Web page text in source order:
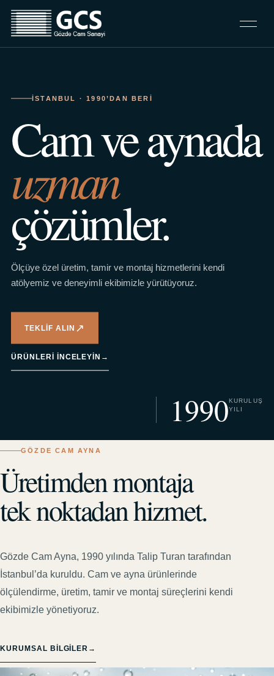
İSTANBUL · 1990’DAN BERI
Cam ve aynada
uzman
çözümler.
Ölçüye özel üretim, tamir ve montaj hizmetlerini kendi
atölyemiz ve deneyimli ekibimizle yürütüyoruz.
TEKLIF ALIN ↗
ÜRÜNLERI INCELEYIN →
1990KURULUŞ
YILI
GÖZDE CAM AYNA
Üretimden montaja
tek noktadan hizmet.
Gözde Cam Ayna, 1990 yılında Talip Turan tarafından
İstanbul’da kuruldu. Cam ve ayna ürünlerinde
ölçülendirme, üretim, tamir ve montaj süreçlerini kendi
ekibimizle yönetiyoruz.
KURUMSAL BILGILER →